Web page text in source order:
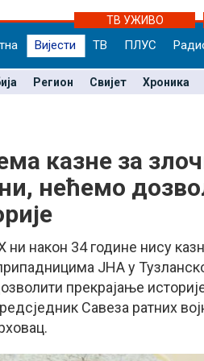
ТВ УЖИВО
Вијести ТВ ПЛУС
Регион Свијет Хроника
казне за
нећемо
ни након 34 године нису
ЈНА у
прекрајање
Савеза ратних